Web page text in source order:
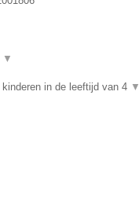
▼
in de leeftijd van 4 ▼